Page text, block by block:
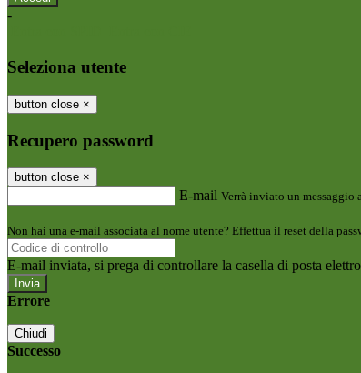
-
Seleziona utente
button close ×
Recupero password
button close ×
E-mail Verrà inviato un
Non hai una e-mail associata al nome utente? Effettua il reset della
E-mail inviata, si prega di controllare la casella di posta
Errore
Chiudi
Successo